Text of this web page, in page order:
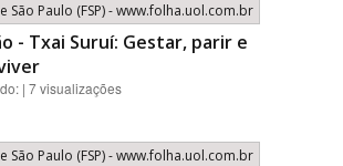
São Paulo (FSP) - www.folha.uol.com.br
- Txai Suruí: Gestar, parir e
| 7 visualizações
São Paulo (FSP) - www.folha.uol.com.br